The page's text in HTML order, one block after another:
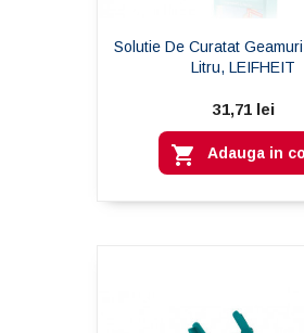
Solutie De Curatat Geamuri
Litru, LEIFHEIT
31,71 lei
 Adauga in